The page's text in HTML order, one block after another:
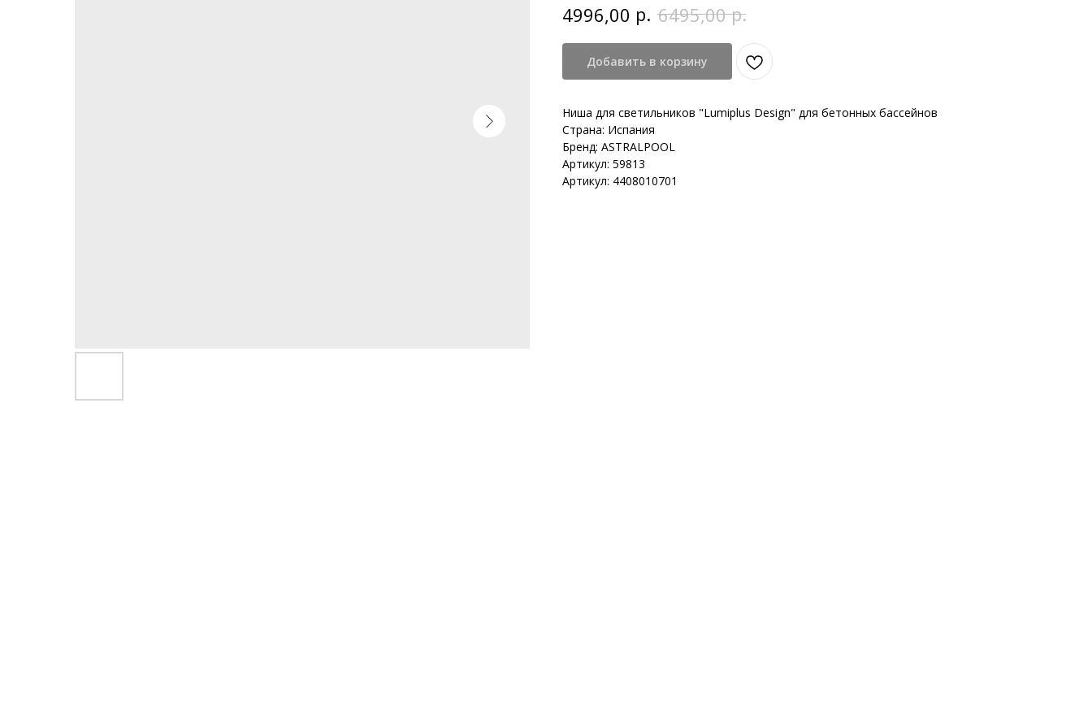
4996,00 р. 6495,00 р.
Добавить в корзину
Ниша для светильников "Lumiplus Design" для бетонных бассейнов
Страна: Испания
Бренд: ASTRALPOOL
Артикул: 59813
Артикул: 4408010701